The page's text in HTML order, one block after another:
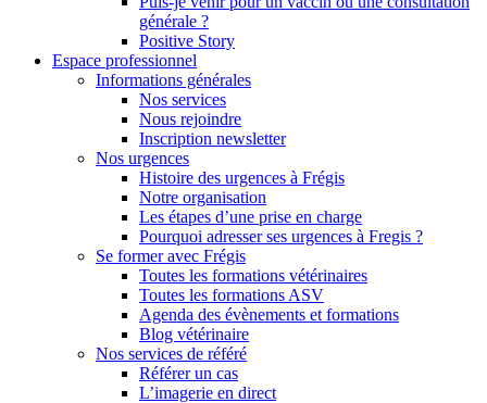
générale ?
Positive Story
Espace professionnel
Informations générales
Nos services
Nous rejoindre
Inscription newsletter
Nos urgences
Histoire des urgences à Frégis
Notre organisation
Les étapes d’une prise en charge
Pourquoi adresser ses urgences à Fregis ?
Se former avec Frégis
Toutes les formations vétérinaires
Toutes les formations ASV
Agenda des évènements et formations
Blog vétérinaire
Nos services de référé
Référer un cas
L’imagerie en direct